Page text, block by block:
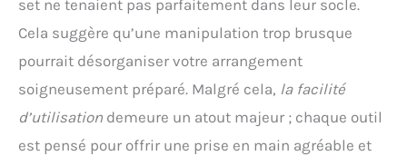
set ne tenaient pas parfaitement dans leur socle.
Cela suggère qu’une manipulation trop brusque
pourrait désorganiser votre arrangement
soigneusement préparé. Malgré cela, la facilité
d’utilisation demeure un atout majeur ; chaque outil
est pensé pour offrir une prise en main agréable et